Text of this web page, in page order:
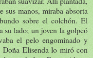
sus manos, miraba absorta
sobre el colchón. El
su lado; un joven la golpeó
el pelo engominado y
Elisenda lo miró con